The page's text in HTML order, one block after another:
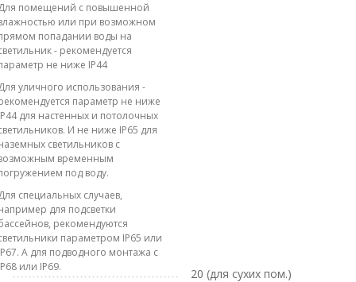
помещений с повышенной
или при возможном
попадании воды на
- рекомендуется
не ниже IP44
уличного использования -
параметр не ниже
для настенных и потолочных
И не ниже IP65 для
светильников с
временным
под воду.
специальных случаев,
для подсветки
рекомендуются
параметром IP65 или
А для подводного монтажа с
или IP69.
20 (для сухих пом.)